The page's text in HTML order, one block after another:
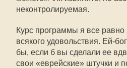
неконтролируемая.
Курс программы я все равно
всякого удовольствия. Ей-
бы, если б вы сделали ее
свои «еврейские» штучки и